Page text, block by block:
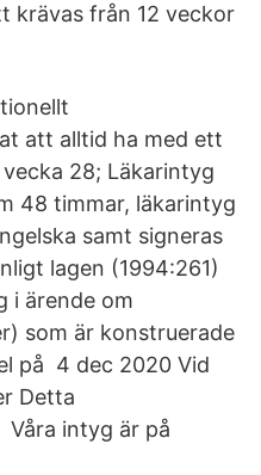
krävas från 12 veckor
att alltid ha med ett
28; Läkarintyg
48 timmar, läkarintyg
samt signeras
lagen (1994:261)
i ärende om
som är konstruerade
på 4 dec 2020 Vid
Detta
intyg är på